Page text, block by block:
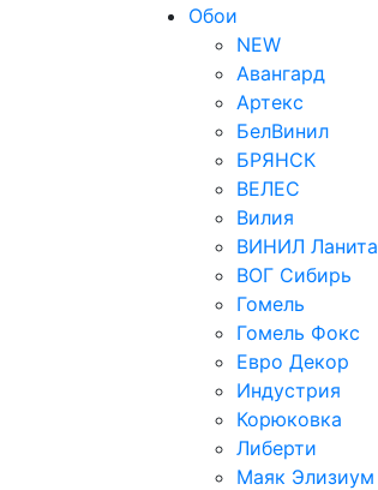
Обои
NEW
Авангард
Артекс
БелВинил
БРЯНСК
ВЕЛЕС
Вилия
ВИНИЛ Ланита
ВОГ Сибирь
Гомель
Гомель Фокс
Евро Декор
Индустрия
Корюковка
Либерти
Маяк Элизиум